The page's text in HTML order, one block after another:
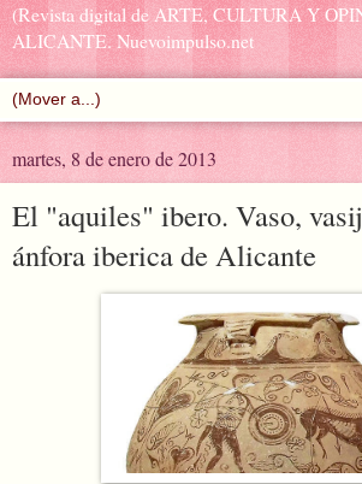
(Revista digital de ARTE, CULTURA Y
ALICANTE. Nuevoimpulso.net
martes, 8 de enero de 2013
El "aquiles" ibero. Vaso,
ánfora iberica de Alicante